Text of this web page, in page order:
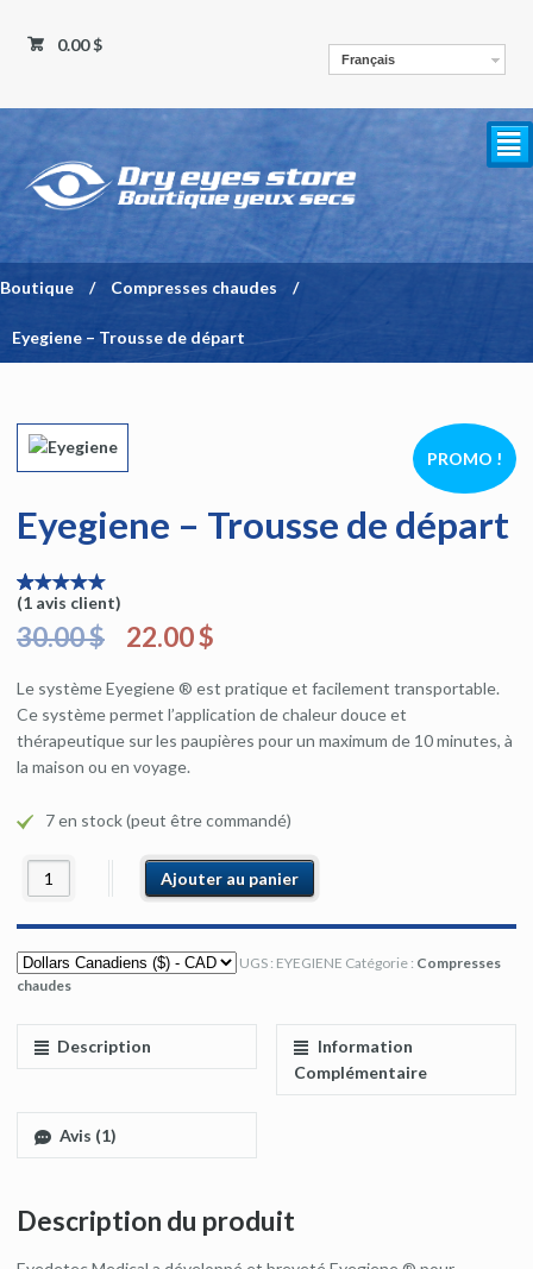
Français
0.00 $
²
Boutique / Compresses chaudes /
Eyegiene – Trousse de départ
PROMO !
Eyegiene – Trousse de départ
5 sur
5
basé
sur
1
(1 avis client)
30.00 $ 22.00 $
Le système Eyegiene ® est pratique et facilement transportable.
Ce système permet l’application de chaleur douce et
thérapeutique sur les paupières pour un maximum de 10 minutes, à
la maison ou en voyage.
7 en stock (peut être commandé)
Ajouter au panier
UGS : EYEGIENE Catégorie : Compresses
chaudes
Description
Information
Complémentaire
Avis (1)
Description du produit